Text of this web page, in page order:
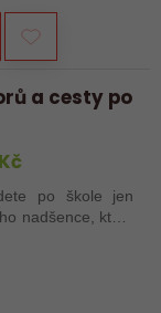
a cesty po
po škole jen
nadšence, který
vzít do ruky